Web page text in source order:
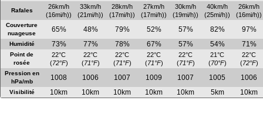
Rafales
26km/h
(16mi/h))
33km/h
(21mi/h))
28km/h
(17mi/h))
27km/h
(17mi/h))
30km/h
(19mi/h))
40km/h
(25mi/h))
26km/h
(16mi/h))
Couverture
nuageuse
65% 48% 79% 52% 57% 82% 97%
Humidité 73% 77% 78% 67% 57% 54% 71%
Point de
rosée
22°C
(72°F)
22°C
(71°F)
22°C
(71°F)
22°C
(71°F)
22°C
(71°F)
21°C
(70°F)
22°C
(72°F)
Pression en
hPa/mb
1008 1006 1007 1009 1007 1005 1006
Visibilité 10km 10km 10km 10km 10km 5km 10km